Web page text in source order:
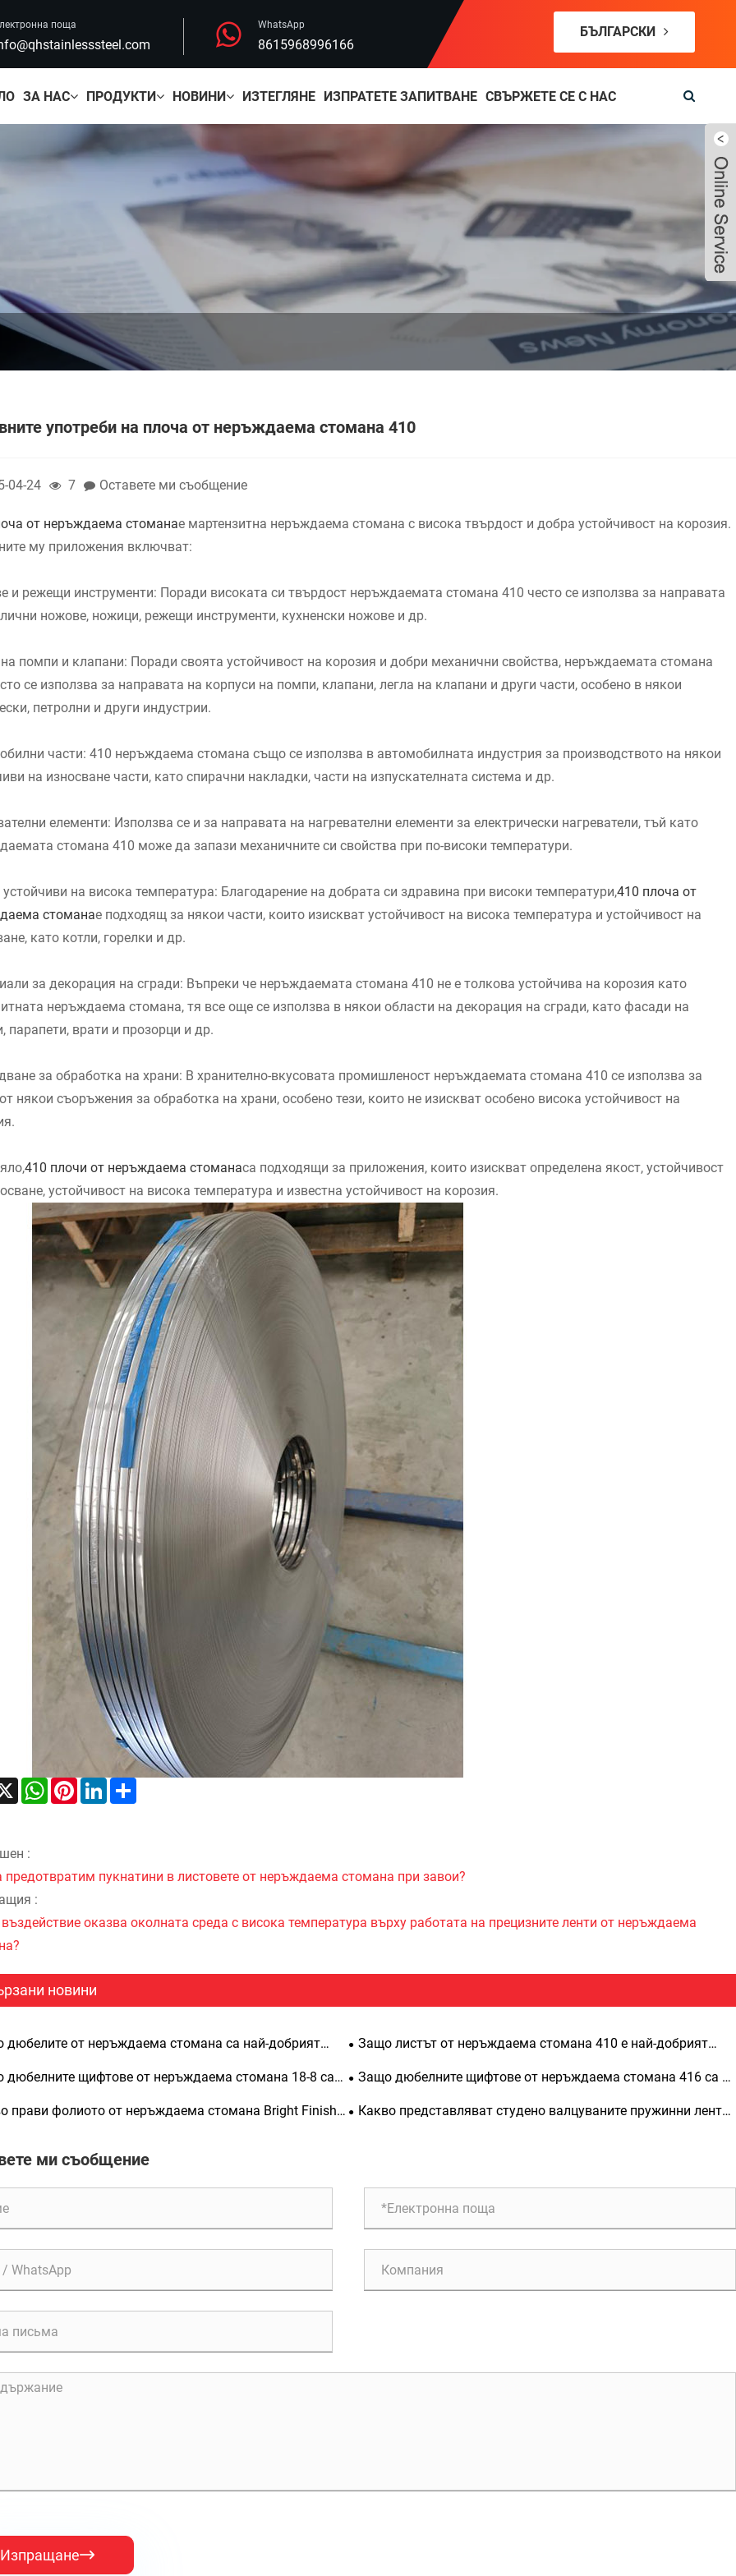
поща WhatsApp
8615968996166
БЪЛГАРСКИ
ЗА НАС ПРОДУКТИ НОВИНИ ИЗТЕГЛЯНЕ ИЗПРАТЕТЕ ЗАПИТВАНЕ СВЪРЖЕТЕ СЕ С НАС
употреби на плоча от неръждаема стомана 410
04-24 7 Оставете ми съобщение
от неръждаема стоманае мартензитна неръждаема стомана с висока твърдост и добра устойчивост на корозия.
му приложения включват:
и режещи инструменти: Поради високата си твърдост неръждаемата стомана 410 често се използва за направата
ножове, ножици, режещи инструменти, кухненски ножове и др.
помпи и клапани: Поради своята устойчивост на корозия и добри механични свойства, неръждаемата стомана
се използва за направата на корпуси на помпи, клапани, легла на клапани и други части, особено в някои
петролни и други индустрии.
части: 410 неръждаема стомана също се използва в автомобилната индустрия за производството на някои
на износване части, като спирачни накладки, части на изпускателната система и др.
елементи: Използва се и за направата на нагревателни елементи за електрически нагреватели, тъй като
стомана 410 може да запази механичните си свойства при по-високи температури.
устойчиви на висока температура: Благодарение на добрата си здравина при високи температури,410 плоча от
стоманае подходящ за някои части, които изискват устойчивост на висока температура и устойчивост на
като котли, горелки и др.
за декорация на сгради: Въпреки че неръждаемата стомана 410 не е толкова устойчива на корозия като
неръждаема стомана, тя все още се използва в някои области на декорация на сгради, като фасади на
парапети, врати и прозорци и др.
за обработка на храни: В хранително-вкусовата промишленост неръждаемата стомана 410 се използва за
някои съоръжения за обработка на храни, особено тези, които не изискват особено висока устойчивост на
410 плочи от неръждаема стоманаса подходящи за приложения, които изискват определена якост, устойчивост
устойчивост на висока температура и известна устойчивост на корозия.
X WhatsAppPinterestLinkedIn
:
предотвратим пукнатини в листовете от неръждаема стомана при завои?
:
оказва околната среда с висока температура върху работата на прецизните ленти от неръждаема
новини
дюбелите от неръждаема стомана са най-добрият
прецизно подравняване, структурна здравина и
Защо листът от неръждаема стомана 410 е най-добрият
избор за промишлени приложения
дюбелните щифтове от неръждаема стомана 18-8 са
значение за прецизното инженерство
Защо дюбелните щифтове от неръждаема стомана 416 са от
съществено значение за прецизното инженерство
прави фолиото от неръждаема стомана Bright Finish
Какво представляват студено валцуваните пружинни ленти
ми съобщение
Изпращане